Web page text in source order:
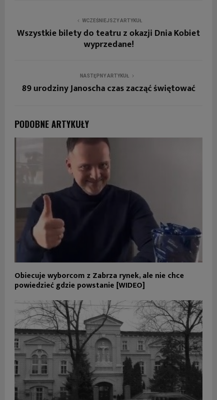
WCZEŚNIEJSZY ARTYKUŁ
Wszystkie bilety do teatru z okazji Dnia Kobiet
wyprzedane!
NASTĘPNY ARTYKUŁ
89 urodziny Janoscha czas zacząć świętować
PODOBNE ARTYKUŁY
Obiecuje wyborcom z Zabrza rynek, ale nie chce
powiedzieć gdzie powstanie [WIDEO]